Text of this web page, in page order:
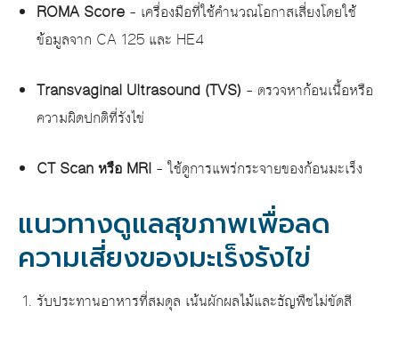
ROMA Score – เครื่องมือที่ใช้คำนวณโอกาสเสี่ยงโดยใช้
ข้อมูลจาก CA 125 และ HE4
Transvaginal Ultrasound (TVS) – ตรวจหาก้อนเนื้อหรือ
ความผิดปกติที่รังไข่
CT Scan หรือ MRI – ใช้ดูการแพร่กระจายของก้อนมะเร็ง
แนวทางดูแลสุขภาพเพื่อลด
ความเสี่ยงของมะเร็งรังไข่
รับประทานอาหารที่สมดุล เน้นผักผลไม้และธัญพืชไม่ขัดสี